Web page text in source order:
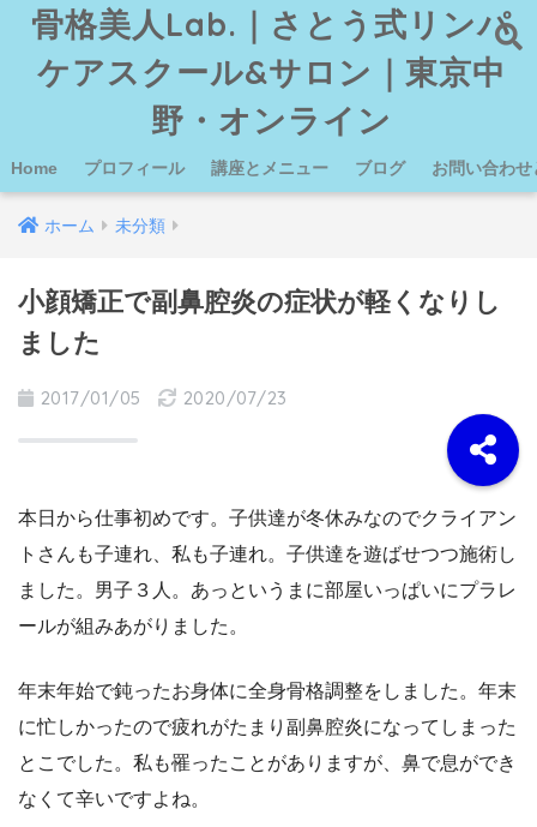
骨格美人Lab.｜さとう式リンパ
ケアスクール&サロン｜東京中
野・オンライン
Home プロフィール 講座とメニュー ブログ お問い合わせ
ホーム 未分類
小顔矯正で副鼻腔炎の症状が軽くなりし
ました
2017/01/05 2020/07/23
本日から仕事初めです。子供達が冬休みなのでクライアン
トさんも子連れ、私も子連れ。子供達を遊ばせつつ施術し
ました。男子３人。あっというまに部屋いっぱいにプラレ
ールが組みあがりました。
年末年始で鈍ったお身体に全身骨格調整をしました。年末
に忙しかったので疲れがたまり副鼻腔炎になってしまった
とこでした。私も罹ったことがありますが、鼻で息ができ
なくて辛いですよね。